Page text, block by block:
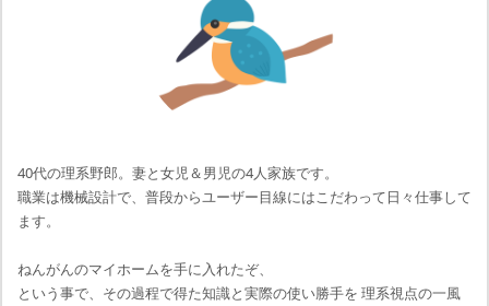
40代の理系野郎。妻と女児＆男児の4人家族です。
職業は機械設計で、普段からユーザー目線にはこだわって日々仕事して
ます。
ねんがんのマイホームを手に入れたぞ、
という事で、その過程で得た知識と実際の使い勝手を 理系視点の一風